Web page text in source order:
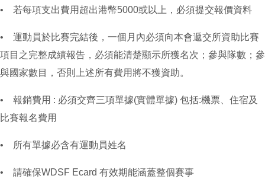
• 若每項支出費用超出港幣5000或以上，必須提交報價資料
• 運動員於比賽完結後，一個月內必須向本會遞交所資助比賽
項目之完整成績報告，必須能清楚顯示所獲名次；參與隊數；參
與國家數目，否則上述所有費用將不獲資助。
• 報銷費用 : 必須交齊三項單據(實體單據) 包括:機票、住宿及
比賽報名費用
• 所有單據必含有運動員姓名
• 請確保WDSF Ecard 有效期能涵蓋整個賽事